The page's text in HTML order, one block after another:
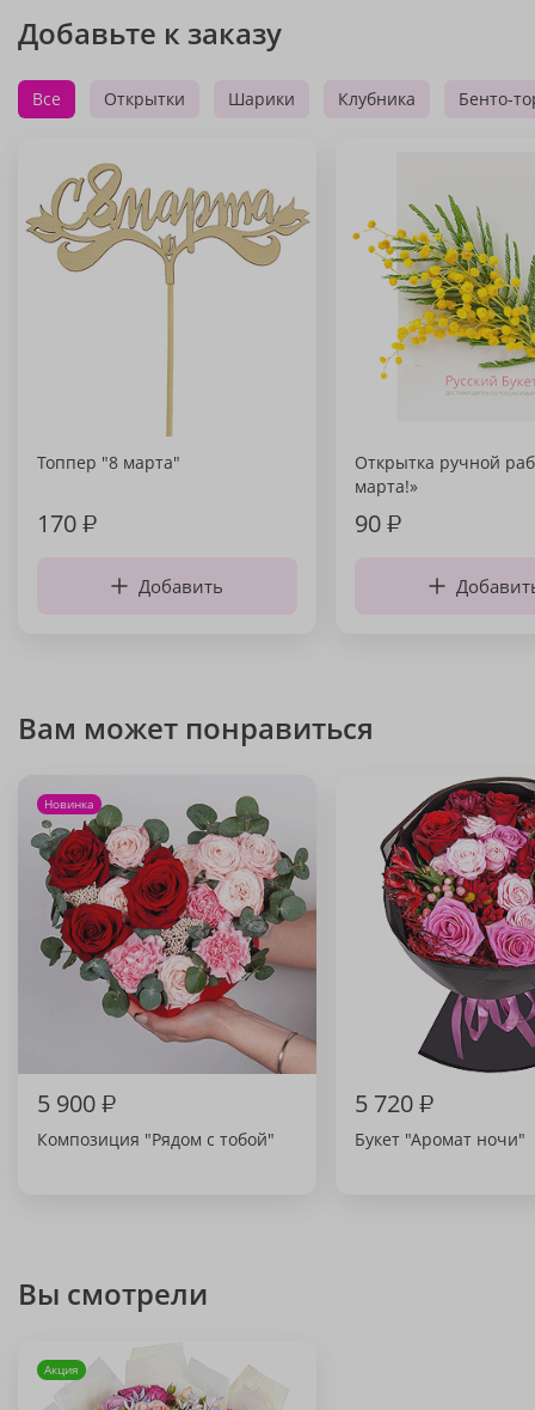
Добавьте к заказу
Все Открытки Шарики Клубника Бенто-
Топпер "8 марта"
170₽
Добавить
Открытка ручной
марта!»
90₽
Вам может понравиться
Новинка
5 900₽
Композиция "Рядом с тобой"
5 720₽
Букет "Аромат ночи"
Вы смотрели
Акция